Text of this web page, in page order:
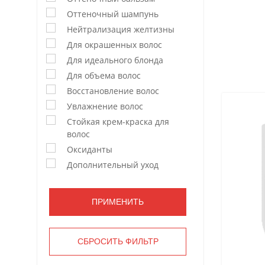
Оттеночный шампунь
Нейтрализация желтизны
Для окрашенных волос
Для идеального блонда
Для объема волос
Восстановление волос
Увлажнение волос
Стойкая крем-краска для
волос
Оксиданты
Дополнительный уход